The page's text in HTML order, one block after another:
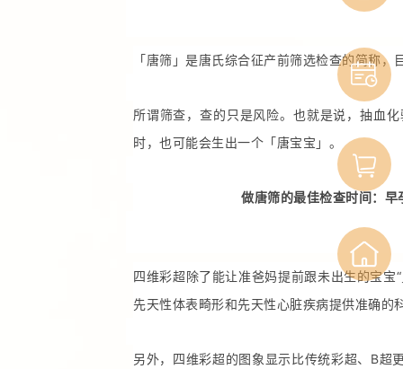
「唐筛」是唐氏综合征产前筛选检查的简称
所谓筛查，查的只是风险。也就是说，抽血
时，也可能会生出一个「唐宝宝」。
做唐筛的最佳检查时间：
四维彩超除了能让准爸妈提前跟未出生的宝
先天性体表畸形和先天性心脏疾病提供准确的
另外，四维彩超的图象显示比传统彩超、B超

商